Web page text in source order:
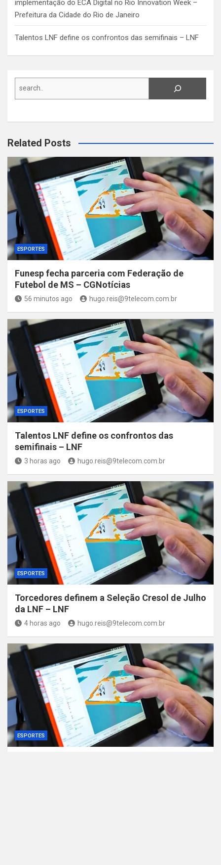
implementação do ECA Digital no Rio Innovation Week –
Prefeitura da Cidade do Rio de Janeiro
Talentos LNF define os confrontos das semifinais – LNF
Search
Related Posts
ESPORTES
Funesp fecha parceria com Federação de
Futebol de MS – CGNotícias
56 minutos ago hugo.reis@9telecom.com.br
ESPORTES
Talentos LNF define os confrontos das
semifinais – LNF
3 horas ago hugo.reis@9telecom.com.br
ESPORTES
Torcedores definem a Seleção Cresol de Julho
da LNF – LNF
4 horas ago hugo.reis@9telecom.com.br
ESPORTES